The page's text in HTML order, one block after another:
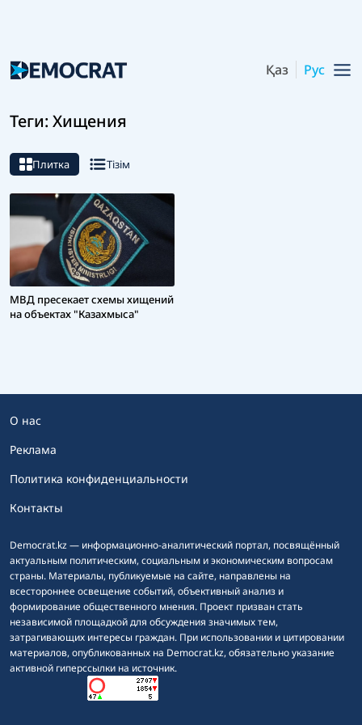
Қаз Рус
Теги: Хищения
Плитка Тізім
МВД пресекает схемы хищений
на объектах "Казахмыса"
Democrat.kz — информационно-аналитический портал, посвящённый
актуальным политическим, социальным и экономическим вопросам
страны. Материалы, публикуемые на сайте, направлены на
всестороннее освещение событий, объективный анализ и
формирование общественного мнения. Проект призван стать
независимой площадкой для обсуждения значимых тем,
затрагивающих интересы граждан. При использовании и цитировании
материалов, опубликованных на Democrat.kz, обязательно указание
активной гиперссылки на источник.
О нас
Реклама
Политика конфиденциальности
Контакты